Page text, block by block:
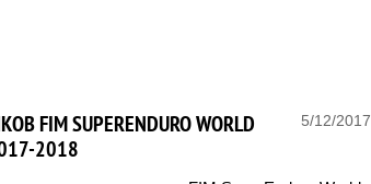
5/12/2017
FIM SUPERENDURO WORLD
2018